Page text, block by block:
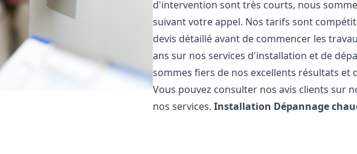
d'intervention sont très courts, nous
suivant votre appel. Nos tarifs sont
devis détaillé avant de commencer les
ans sur nos services d'installation et de
sommes fiers de nos excellents résultats et
Vous pouvez consulter nos avis clients sur
nos services.Installation Dépannage